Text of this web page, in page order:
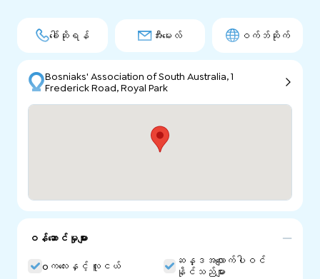
ခေါ်ဆိုရန် အီးမေးလ် ဝက်ဘ်ဆိုက်
Bosniaks' Association of South Australia, 1
Frederick Road, Royal Park
ဝန်ဆောင်မှုများ
oကလေးနှင့် လူငယ်
ဆန္ဒအလျောက်ပါဝင်
နိုင်သည်များ